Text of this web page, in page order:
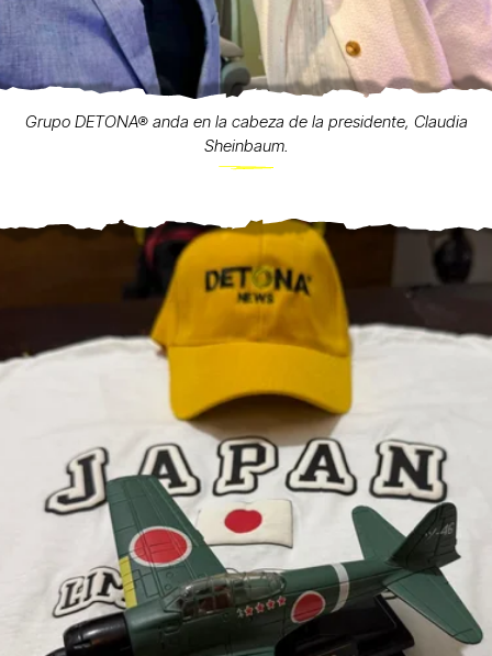
Grupo DETONA® anda en la cabeza de la presidente, Claudia
Sheinbaum.